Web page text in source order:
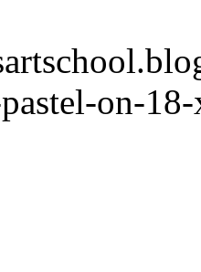
on-